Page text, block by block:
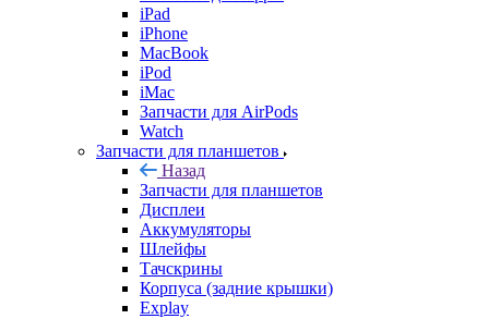
iPad
iPhone
MacBook
iPod
iMac
Запчасти для AirPods
Watch
Запчасти для планшетов
Назад
Запчасти для планшетов
Дисплеи
Аккумуляторы
Шлейфы
Тачскрины
Корпуса (задние крышки)
Explay